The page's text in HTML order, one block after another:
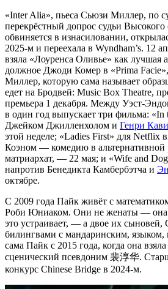
«Inter Alia», пьеса Сьюзи Миллер, по
перекрёстный допрос судьи Высокого
обвиняется в изнасиловании,
2025-м и переехала в Wyndham’s. 12
взяла «Лоуренса Оливье» как лучшая
должное Джоди Комер в «Prima
Миллер, которую сама называет
едет на Бродвей: Music Box Theatre,
премьера 1 декабря. Между Уэст-
в один год выпускает три фильма: «In
Джейком Джилленхолом и Генри
этой неделе; «Ladies First» для Netflix
Коэном — комедию в альтернативной
матриархат, — 22 мая; и «Wife and
напротив Бенедикта Камбербэтча и
октябре.
С 2009 года Пайк живёт с
Роби Юниаком. Они не женаты — она
это устраивает, — а двое их сыновей,
билингвами с мандаринским, языком,
сама Пайк с 2015 года, когда она
сценический псевдоним 裴淳华.
конкурс Chinese Bridge в 2024-м.